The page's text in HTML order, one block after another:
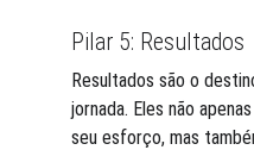
Pilar 5: Resultados
Resultados são o
jornada. Eles não
seu esforço, mas